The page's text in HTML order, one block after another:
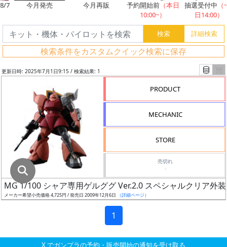
7 今月発売 今月再販 予約開始前（本日
10:00~）
抽選受付中（
日14:00）
検索条件をカスタムクイック検索に保存
グ
レ
成
形
更新日時: 2025年7月1日9:15 / 検索結果: 1
PRODUCT
MECHANIC
STORE
売切れ
-
MG 1/100 シャア専用ゲルググ Ver.2.0 スペシャルクリア外
メーカー希望小売価格 4,725円 / 発売日 2009年12月6日 （詳細ページ）
1
X でガンプラの予約・販売開始の通知を受け取る